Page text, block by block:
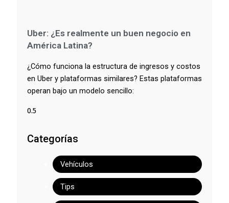
Uber: ¿Es realmente un buen negocio en
América Latina?
¿Cómo funciona la estructura de ingresos y costos
en Uber y plataformas similares? Estas plataformas
operan bajo un modelo sencillo:
Categorías
Vehículos
Tips